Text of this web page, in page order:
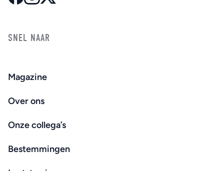
SNEL NAAR
Magazine
Over ons
Onze collega’s
Bestemmingen